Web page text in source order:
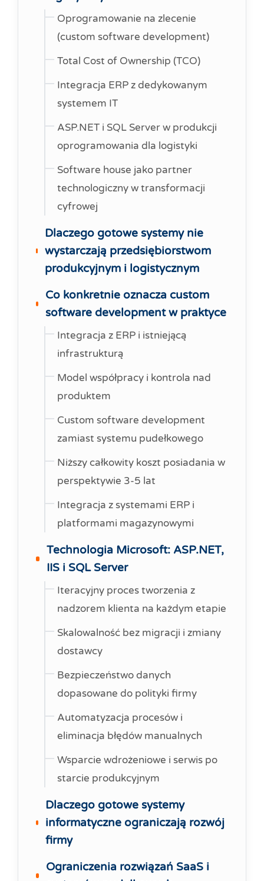
Oprogramowanie na zlecenie
(custom software development)
Total Cost of Ownership (TCO)
Integracja ERP z dedykowanym
systemem IT
ASP.NET i SQL Server w produkcji
oprogramowania dla logistyki
Software house jako partner
technologiczny w transformacji
cyfrowej
Dlaczego gotowe systemy nie
wystarczają przedsiębiorstwom
produkcyjnym i logistycznym
Co konkretnie oznacza custom
software development w praktyce
Integracja z ERP i istniejącą
infrastrukturą
Model współpracy i kontrola nad
produktem
Custom software development
zamiast systemu pudełkowego
Niższy całkowity koszt posiadania w
perspektywie 3-5 lat
Integracja z systemami ERP i
platformami magazynowymi
Technologia Microsoft: ASP.NET,
IIS i SQL Server
Iteracyjny proces tworzenia z
nadzorem klienta na każdym etapie
Skalowalność bez migracji i zmiany
dostawcy
Bezpieczeństwo danych
dopasowane do polityki firmy
Automatyzacja procesów i
eliminacja błędów manualnych
Wsparcie wdrożeniowe i serwis po
starcie produkcyjnym
Dlaczego gotowe systemy
informatyczne ograniczają rozwój
firmy
Ograniczenia rozwiązań SaaS i